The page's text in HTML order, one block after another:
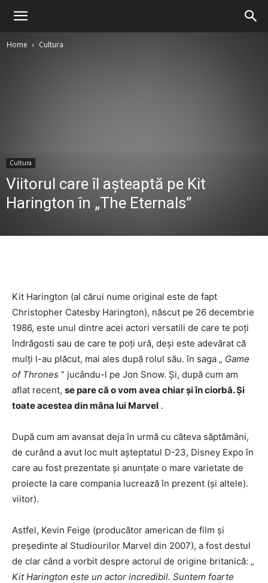
Home Cultura
Cultura
Viitorul care îl așteaptă pe Kit
Harington în „The Eternals”
Kit Harington (al cărui nume original este de fapt
Christopher Catesby Harington), născut pe 26 decembrie
1986, este unul dintre acei actori versatili de care te poți
îndrăgosti sau de care te poți ură, deși este adevărat că
mulți l-au plăcut, mai ales după rolul său. în saga „ Game
of Thrones ” jucându-l pe Jon Snow. Și, după cum am
aflat recent, se pare că o vom avea chiar și în ciorbă. Și
toate acestea din mâna lui Marvel .
După cum am avansat deja în urmă cu câteva săptămâni,
de curând a avut loc mult așteptatul D-23, Disney Expo în
care au fost prezentate și anunțate o mare varietate de
proiecte la care compania lucrează în prezent (și altele).
viitor).
Astfel, Kevin Feige (producător american de film și
președinte al Studiourilor Marvel din 2007), a fost destul
de clar când a vorbit despre actorul de origine britanică: „
Kit Harington este un actor incredibil. Suntem foarte